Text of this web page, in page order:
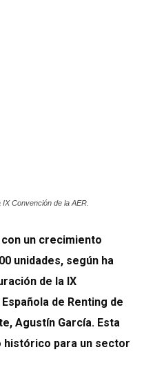
Convención de la AER.
un crecimiento
unidades, según ha
de la IX
de Renting de
Agustín García. Esta
histórico para un sector